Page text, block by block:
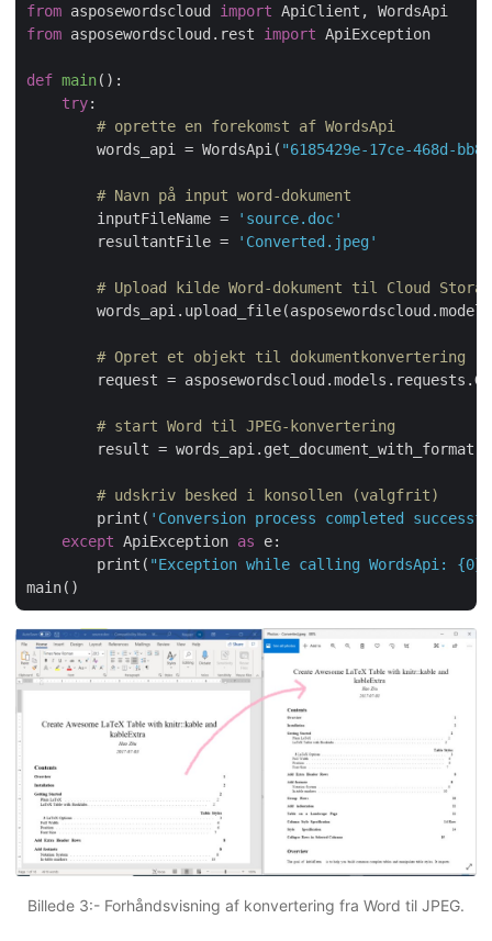
from asposewordscloud import
from asposewordscloud.rest import ApiException
def main():
try:
# oprette en forekomst af WordsApi
        words_api = WordsApi(
"6185429e-17ce-468d-
# Navn på input word-dokument
        inputFileName =
'source.doc'
        resultantFile =
'Converted.jpeg'
# Upload kilde Word-dokument til Cloud
# Opret et objekt til dokumentkonvertering
request =
# start Word til JPEG-konvertering
result =
# udskriv besked i konsollen (valgfrit)
        print(
'Conversion process completed
except ApiException as e:
        print(
"Exception while calling WordsApi: {0}"
Billede 3:- Forhåndsvisning af konvertering fra Word til JPEG.